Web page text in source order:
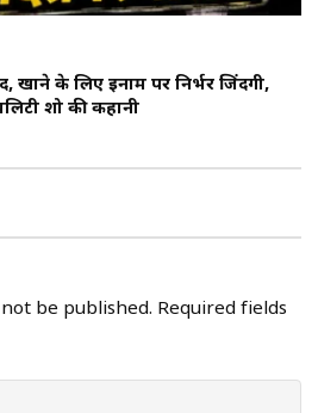
के लिए इनाम पर निर्भर जिंदगी,
शो की कहानी
be published. Required fields